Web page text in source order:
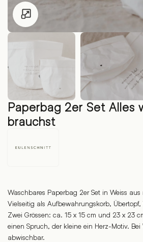
Paperbag 2er Set Alles
brauchst
Waschbares Paperbag 2er Set in Weiss aus
Vielseitig als Aufbewahrungskorb, Übertopf,
Zwei Grössen: ca. 15 x 15 cm und 23 x 23
einen Spruch, der kleine ein Herz-Motiv.
abwischbar.